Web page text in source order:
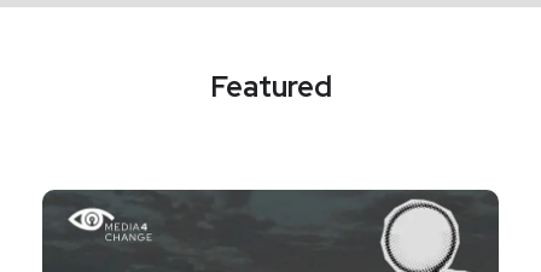
Featured